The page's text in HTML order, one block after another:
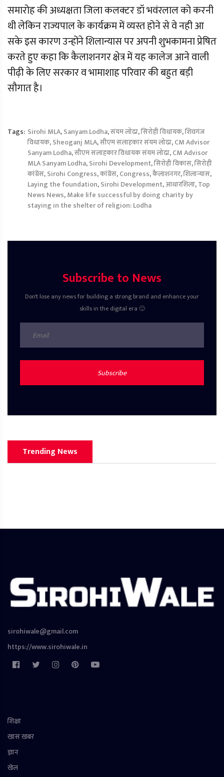
समारोह की अध्यक्षता जिला कलक्टर डॉ भवंरलाल को करनी
थी लेकिन राज्यपाल के कार्यक्रम में व्यस्त होने से वे नही आ
सके इस कारण उन्होंने शिलान्यास पर अपनी शुभकामना प्रेषित
करते हुए कहा कि कैलाशनगर क्षेत्र में यह कालेज आने वाली
पीढ़ी के लिए सरकार व भामाशाह परिवार की बहुत बड़ी
सौगात है।
Tags: Sirohi MLA,Sanyam Lodha,संयम लोढा,सिरोही विधायक,शिवगंज
विधायक,Sheoganj MLA,सीएम सलाहकार संयम लोढा,CM Advisor
Sanyam Lodha,सीएम सलाहकार विधायक संयम लोढा,CM Advisor
MLA Sanyam Lodha,Sirohi Development,सिरोही विकास,सिरोही
कांग्रेस,Sirohi Congress,कांग्रेस,Congress,कैलाशनगर,शिलान्यास,
Laying the foundation,Sirohi Development,आधारशिला,Top
News News,Make life successful by doing charity by
staying in the shelter of religion: Lodha
Subscribe to News
Don't lose any news for building a strong brand and enhance your
skills in the digital era 🙂
Subscribe
Trending News
sirohiwale@gmail.com
https://www.sirohiwale.in
शिक्षा
खास खबर
ज्ञान
खेल